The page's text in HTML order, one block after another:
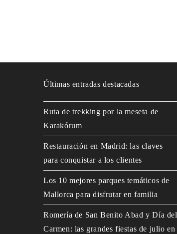
Últimas entradas destacadas
Ruta de trekking por la meseta de
Karakórum
Restauración en Madrid: las claves
para conquistar a los clientes
Los 10 mejores parques temáticos de
Mallorca para disfrutar en familia
Romería de San Benito Abad y Día del
Carmen: las grandes fiestas de julio en